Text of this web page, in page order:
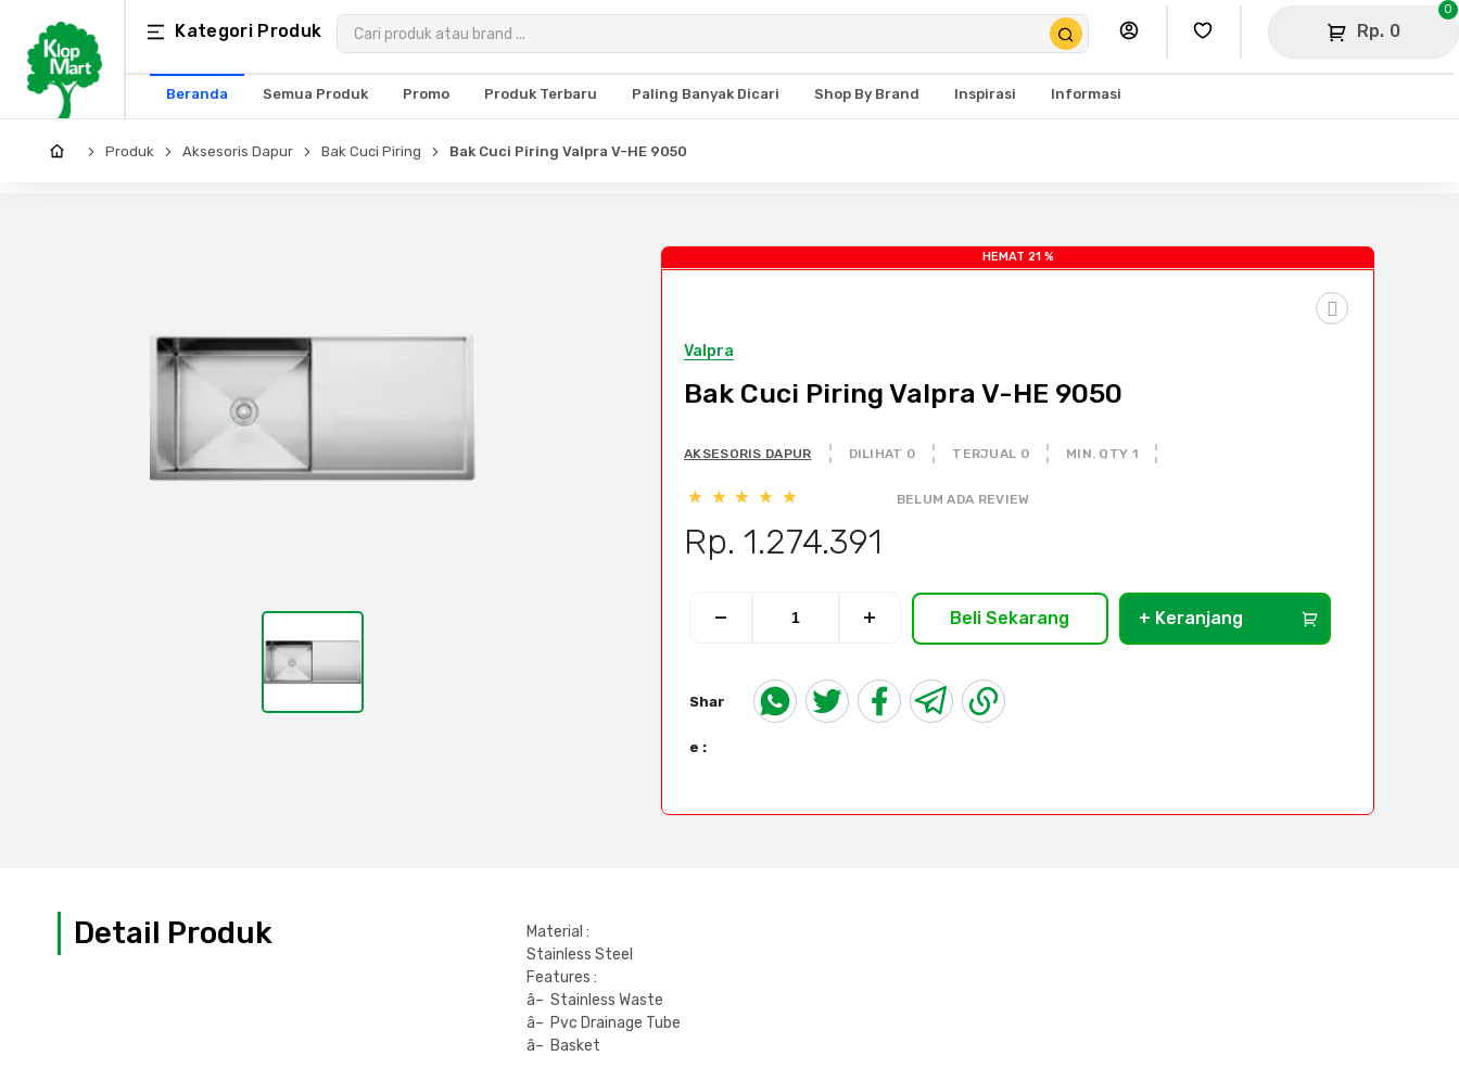
Kategori Produk Rp. 0
0
Beranda Semua Produk Promo Produk Terbaru Paling Banyak Dicari Shop By Brand Inspirasi Informasi
Kategori
Produk
Arsitektur
Produk Aksesoris Dapur Bak Cuci Piring Bak Cuci Piring Valpra V-HE 9050
HEMAT 21 %
Valpra
Bak Cuci Piring Valpra V-HE 9050
AKSESORIS DAPUR DILIHAT 0 TERJUAL 0 MIN. QTY 1
BELUM ADA REVIEW
Rp. 1.274.391
Beli Sekarang + Keranjang
Shar
e :
Detail Produk
Material :
Stainless Steel
Features :
â– Stainless Waste
â– Pvc Drainage Tube
â– Basket